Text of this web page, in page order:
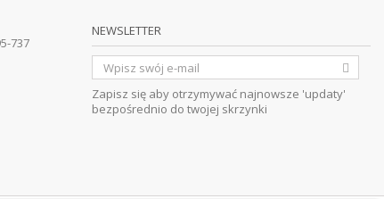
737
NEWSLETTER
Zapisz się aby otrzymywać najnowsze 'updaty'
bezpośrednio do twojej skrzynki